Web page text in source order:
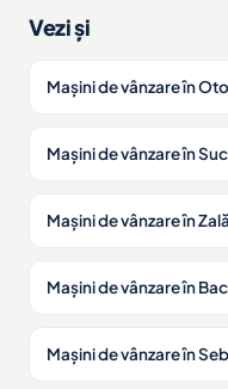
Vezi și
Mașini de vânzare în
Mașini de vânzare în
Mașini de vânzare în
Mașini de vânzare în
Mașini de vânzare în